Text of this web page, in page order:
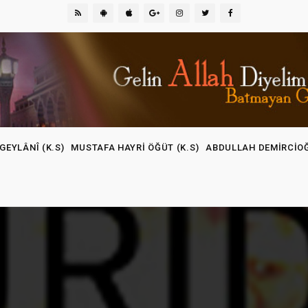
(K.S) MUSTAFA HAYRI ÖĞÜT (K.S) ABDULLAH